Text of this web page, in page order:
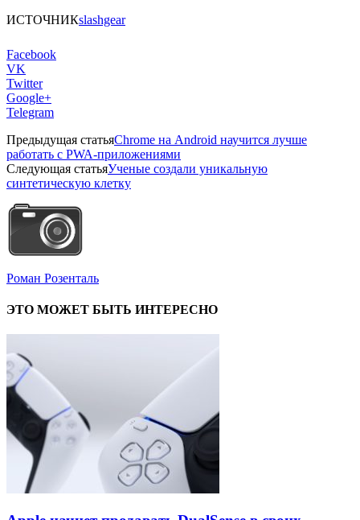
ИСТОЧНИКslashgear
Facebook
VK
Twitter
Google+
Telegram
Предыдущая статьяChrome на Android научится лучше
работать с PWA-приложениями
Следующая статьяУченые создали уникальную
синтетическую клетку
Роман Розенталь
ЭТО МОЖЕТ БЫТЬ ИНТЕРЕСНО